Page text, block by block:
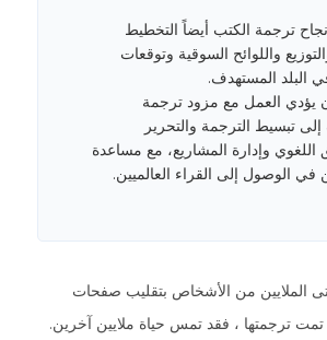
ترجمة الكتب أيضاً التخطيط
واللوائح السوقية وتوقعات
البلد المستهدف.
يؤدي العمل مع مزود ترجمة
تبسيط الترجمة والتحرير
اللغوي وإدارة المشاريع، مع مساعدة
في الوصول إلى القراء العالميين.
الملايين من الأشخاص بتقليب صفحات
تمت ترجمتها ، فقد تمس حياة ملايين آخرين.